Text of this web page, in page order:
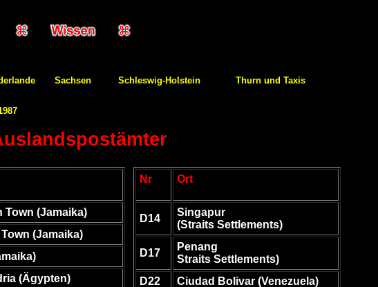
Sachsen Schleswig-Holstein Thurn und Taxis
Town (Jamaika)
(Jamaika)
(Ägypten)
Nr Ort
D14
Singapur
(Straits Settlements)
D17
Penang
Straits Settlements)
D22
Ciudad Bolivar (Venezuela)